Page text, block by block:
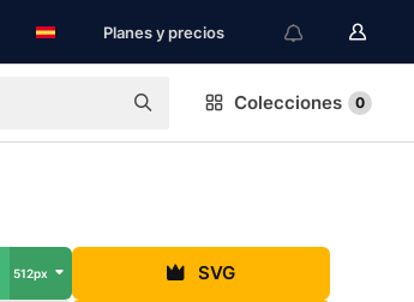
Planes y precios
Colecciones 0
512px SVG